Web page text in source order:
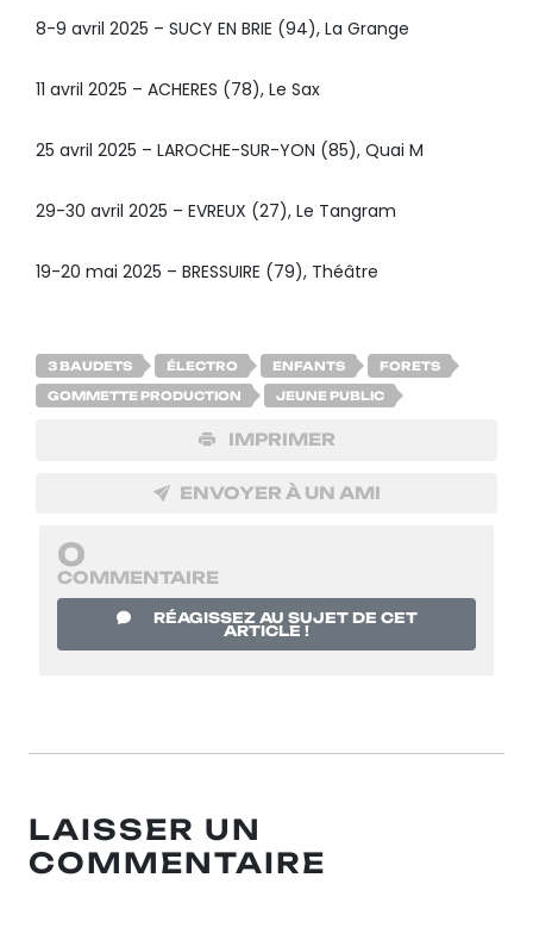
8-9 avril 2025 – SUCY EN BRIE (94), La Grange
11 avril 2025 – ACHERES (78), Le Sax
25 avril 2025 – LAROCHE-SUR-YON (85), Quai M
29-30 avril 2025 – EVREUX (27), Le Tangram
19-20 mai 2025 – BRESSUIRE (79), Théâtre
3 BAUDETS ÉLECTRO ENFANTS FORETS
GOMMETTE PRODUCTION JEUNE PUBLIC
IMPRIMER
ENVOYER À UN AMI
0
COMMENTAIRE
RÉAGISSEZ AU SUJET DE CET
ARTICLE !
LAISSER UN
COMMENTAIRE